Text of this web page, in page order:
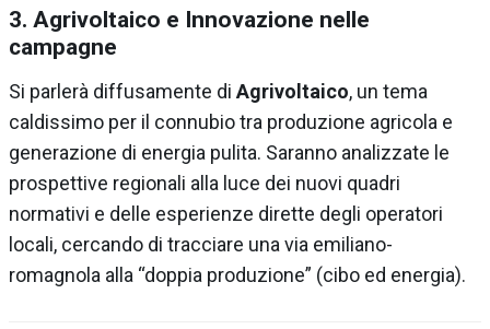
3. Agrivoltaico e Innovazione nelle
campagne
Si parlerà diffusamente di Agrivoltaico, un tema
caldissimo per il connubio tra produzione agricola e
generazione di energia pulita. Saranno analizzate le
prospettive regionali alla luce dei nuovi quadri
normativi e delle esperienze dirette degli operatori
locali, cercando di tracciare una via emiliano-
romagnola alla “doppia produzione” (cibo ed energia).